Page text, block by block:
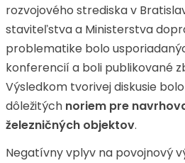
rozvojového strediska v
staviteľstva a Ministerstva
problematike bolo
konferencií a boli publikované
Výsledkom tvorivej diskusie
dôležitých noriem pre
železničných objektov.
Negatívny vplyv na povojnový